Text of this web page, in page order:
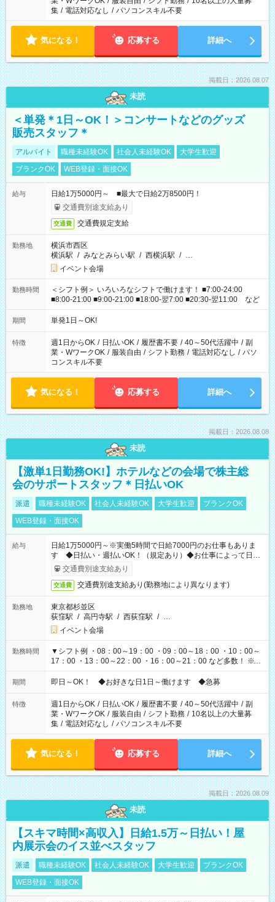
集 / 電話対応なし / パソコンスキル不要
気になる！ 応募する 詳細へ
掲載日：2026.08.07
未読
＜単発＊1日～OK！＞コンサートなどのグッズ
販売スタッフ＊
アルバイト 職種未経験OK 社会人未経験OK
大学生歓迎
ブランクOK
WEB登録・面接OK
給与
日給1万5000円～ ■最大で日給2万8500円！
交通費別途支給あり
交通費 交通費規定支給
勤務地
横浜市西区
横浜駅 / みなとみらい駅 / 西横浜駅 / …
イベント会場
勤務時間
＜シフト例＞ いろいろなシフトで働けます！ ■7:00-24:00
■8:00-21:00 ■9:00-21:00 ■18:00-翌7:00 ■20:30-翌11:00 など
期間 単発1日～OK!
特徴 週1日からOK / 日払いOK / 履歴書不要 / 40～50代活躍中 / 副
業・WワークOK / 服装自由 / シフト勤務 / 電話対応なし / パソ
コンスキル不要
気になる！ 応募する 詳細へ
掲載日：2026.08.08
未読
【激単1日勤務OK!】ホテルなどの会場で株主総
会のサポートスタッフ＊日払いOK
派遣 職種未経験OK 社会人未経験OK 大学生歓迎
ブランクOK
WEB登録・面接OK
給与
日給1万5000円～※実働5時間で日給7000円のお仕事もありま
す ◆日払い・週払いOK！（規定あり）◆お仕事によって日給
も異なります
交通費別途支給あり
交通費 交通費別途支給あり(勤務地により異なります)
勤務地
東京都杉並区
荻窪駅 / 高円寺駅 / 西荻窪駅 / …
イベント会場
勤務時間
▼シフト例 ・08：00～19：00 ・09：00～18：00 ・10：00～
17：00 ・13：00～22：00 ・16：00～21：00 など多数！ ※お
仕事により勤務時間が異なります
期間 即日～OK！ ◆お好きな日1日～働けます ◆急募
特徴 週1日からOK / 日払いOK / 履歴書不要 / 40～50代活躍中 / 副
業・WワークOK / 服装自由 / シフト勤務 / 10名以上の大量募
集 / 電話対応なし / パソコンスキル不要
気になる！ 応募する 詳細へ
掲載日：2026.08.09
未読
【スキマ時間×高収入】日給1.5万～日払い！屋
内展示会のイス並べスタッフ
派遣 職種未経験OK 社会人未経験OK 大学生歓迎
ブランクOK
WEB登録・面接OK